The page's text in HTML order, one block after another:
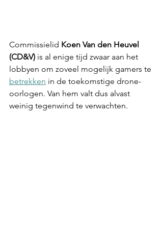
Commissielid Koen Van den Heuvel
(CD&V) is al enige tijd zwaar aan het
lobbyen om zoveel mogelijk gamers te
betrekken in de toekomstige drone-
oorlogen. Van hem valt dus alvast
weinig tegenwind te verwachten.